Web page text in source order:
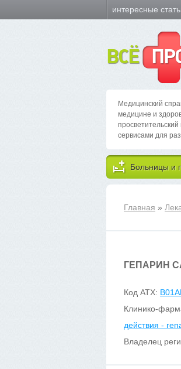
интересные
ВСЁ
Медицинский
медицине и
сервисами для
Больницы и
Главная »
ГЕПАРИН
Код ATX:
Клинико-
действия -
Владелец